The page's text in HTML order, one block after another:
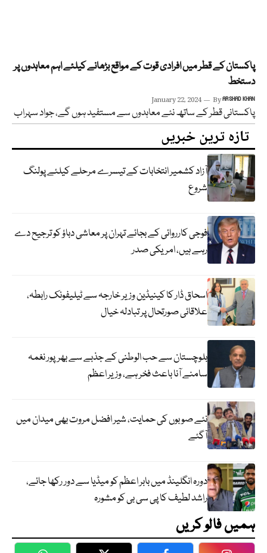
پاکستان کے قطر میں افرادی قوت کے مواقع بڑھانے کیلئے اہم معاہدوں پر
دستخط
January 22, 2024 ByARSHAD KHAN
پاکستانی قطر کے ساتھ نئے معاہدوں سے مستفید ہوں گے، جواد سہراب
تازہ ترین خبریں
آزاد کشمیر انتخابات کے تیسرے مرحلے کیلئے پولنگ
شروع
فوجی کارروائی کے بجائے تہران پر معاشی دباؤ کو ترجیح دے
رہے ہیں، امریکی صدر
اسحاق ڈار کا کینیڈین وزیر خارجہ سے ٹیلیفونک رابطہ،
علاقائی صورتحال پر تبادلہ خیال
بلوچستان سے حب الوطنی کے جذبے سے بھرپور نغمہ
سامنے آنا باعث فخر ہے، وزیر اعظم
نئے صوبوں کی حمایت، شیر افضل مروت بھی میدان میں
آگئے
دورہ انگلینڈ میں بابر اعظم کو میڈیا سے دور رکھا جائے،
راشد لطیف کا پی سی بی کو مشورہ
ہمیں فالو کریں